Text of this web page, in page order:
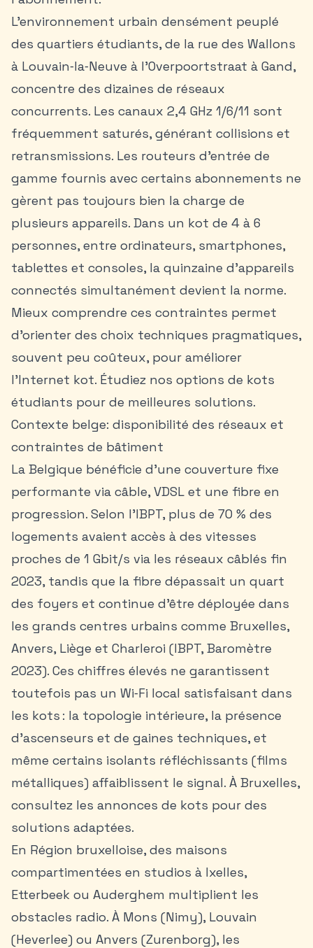
L’environnement urbain densément peuplé
des quartiers étudiants, de la rue des Wallons
à Louvain‑la‑Neuve à l’Overpoortstraat à Gand,
concentre des dizaines de réseaux
concurrents. Les canaux 2,4 GHz 1/6/11 sont
fréquemment saturés, générant collisions et
retransmissions. Les routeurs d’entrée de
gamme fournis avec certains abonnements ne
gèrent pas toujours bien la charge de
plusieurs appareils. Dans un kot de 4 à 6
personnes, entre ordinateurs, smartphones,
tablettes et consoles, la quinzaine d’appareils
connectés simultanément devient la norme.
Mieux comprendre ces contraintes permet
d’orienter des choix techniques pragmatiques,
souvent peu coûteux, pour améliorer
l’Internet kot. Étudiez nos options de kots
étudiants pour de meilleures solutions.
Contexte belge: disponibilité des réseaux et
contraintes de bâtiment
La Belgique bénéficie d’une couverture fixe
performante via câble, VDSL et une fibre en
progression. Selon l’IBPT, plus de 70 % des
logements avaient accès à des vitesses
proches de 1 Gbit/s via les réseaux câblés fin
2023, tandis que la fibre dépassait un quart
des foyers et continue d’être déployée dans
les grands centres urbains comme Bruxelles,
Anvers, Liège et Charleroi (IBPT, Baromètre
2023). Ces chiffres élevés ne garantissent
toutefois pas un Wi‑Fi local satisfaisant dans
les kots : la topologie intérieure, la présence
d’ascenseurs et de gaines techniques, et
même certains isolants réfléchissants (films
métalliques) affaiblissent le signal. À Bruxelles,
consultez les annonces de kots pour des
solutions adaptées.
En Région bruxelloise, des maisons
compartimentées en studios à Ixelles,
Etterbeek ou Auderghem multiplient les
obstacles radio. À Mons (Nimy), Louvain
(Heverlee) ou Anvers (Zurenborg), les